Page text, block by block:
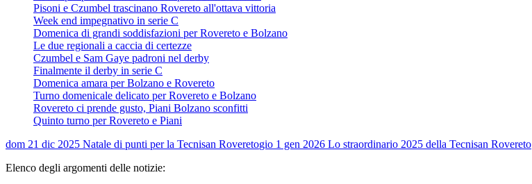
Pisoni e Czumbel trascinano Rovereto all'ottava vittoria
Week end impegnativo in serie C
Domenica di grandi soddisfazioni per Rovereto e Bolzano
Le due regionali a caccia di certezze
Czumbel e Sam Gaye padroni nel derby
Finalmente il derby in serie C
Domenica amara per Bolzano e Rovereto
Turno domenicale delicato per Rovereto e Bolzano
Rovereto ci prende gusto, Piani Bolzano sconfitti
Quinto turno per Rovereto e Piani
dom 21 dic 2025 Natale di punti per la Tecnisan Roveretogio 1 gen 2026 Lo straordinario 2025 della Tecnisan Rovereto
Elenco degli argomenti delle notizie: